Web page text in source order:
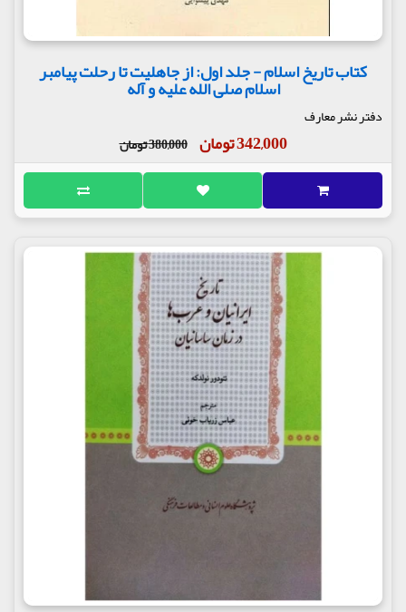
کتاب تاریخ اسلام - جلد اول: از جاهلیت تا رحلت پیامبر
اسلام صلی الله علیه و آله
دفتر نشر معارف
342,000 تومان 380,000 تومان